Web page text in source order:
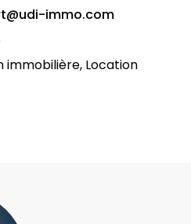
immo.com
immobilière, Location